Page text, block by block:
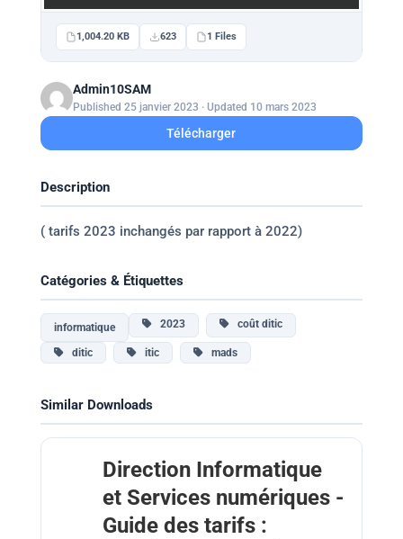
1,004.20 KB 623 1 Files
Admin10SAM
Published 25 janvier 2023 · Updated 10 mars 2023
Télécharger
Description
( tarifs 2023 inchangés par rapport à 2022)
Catégories & Étiquettes
informatique 2023 coût ditic
ditic itic mads
Similar Downloads
Direction Informatique
et Services numériques -
Guide des tarifs :